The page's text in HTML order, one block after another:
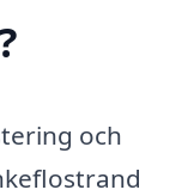
och